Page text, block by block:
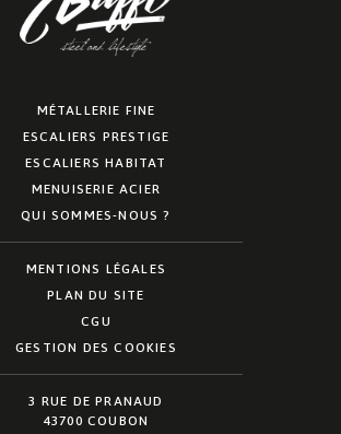
MÉTALLERIE FINE
ESCALIERS PRESTIGE
ESCALIERS HABITAT
MENUISERIE ACIER
QUI SOMMES-NOUS ?
MENTIONS LÉGALES
PLAN DU SITE
CGU
GESTION DES COOKIES
3 RUE DE PRANAUD
43700 COUBON